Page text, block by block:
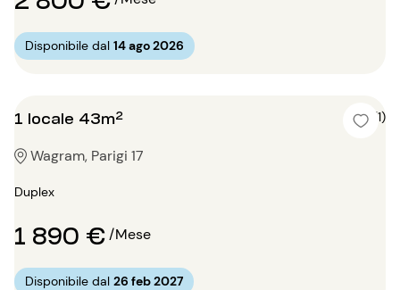
Disponibile dal 14 ago 2026
1 locale 43m² 5 (1)
Wagram, Parigi 17
Duplex
1 890 €/Mese
Disponibile dal 26 feb 2027